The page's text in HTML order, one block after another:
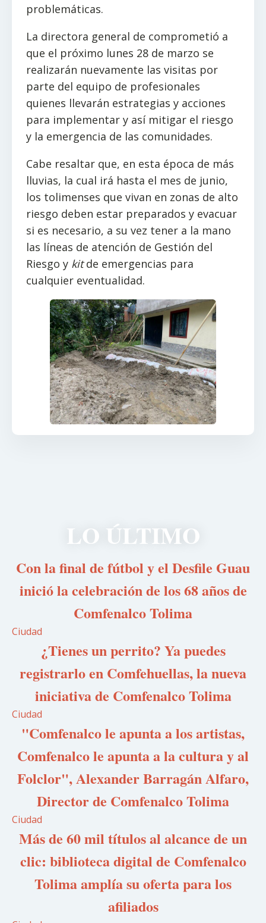
problemáticas.
La directora general de comprometió a
que el próximo lunes 28 de marzo se
realizarán nuevamente las visitas por
parte del equipo de profesionales
quienes llevarán estrategias y acciones
para implementar y así mitigar el riesgo
y la emergencia de las comunidades.
Cabe resaltar que, en esta época de más
lluvias, la cual irá hasta el mes de junio,
los tolimenses que vivan en zonas de alto
riesgo deben estar preparados y evacuar
si es necesario, a su vez tener a la mano
las líneas de atención de Gestión del
Riesgo y kitde emergencias para
cualquier eventualidad.
LO ÚLTIMO
Con la final de fútbol y el Desfile Guau
inició la celebración de los 68 años de
Comfenalco Tolima
Ciudad
¿Tienes un perrito? Ya puedes
registrarlo en Comfehuellas, la nueva
iniciativa de Comfenalco Tolima
Ciudad
"Comfenalco le apunta a los artistas,
Comfenalco le apunta a la cultura y al
Folclor", Alexander Barragán Alfaro,
Director de Comfenalco Tolima
Ciudad
Más de 60 mil títulos al alcance de un
clic: biblioteca digital de Comfenalco
Tolima amplía su oferta para los
afiliados